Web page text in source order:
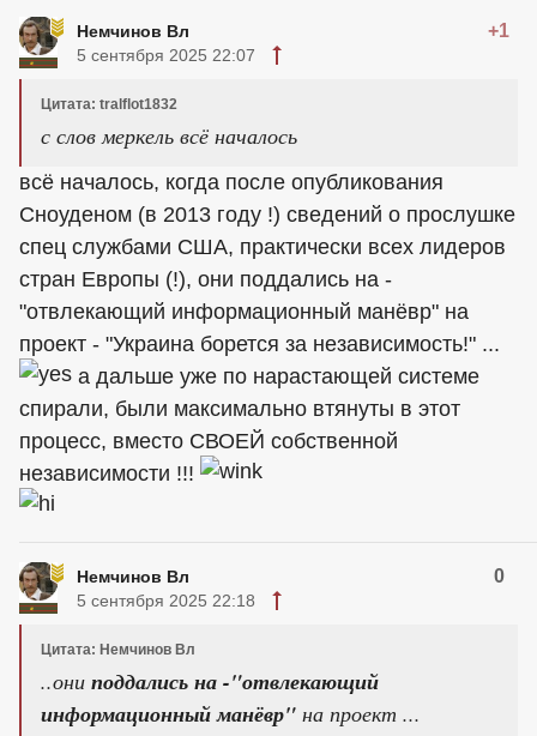
Немчинов Вл +1
5 сентября 2025 22:07
Цитата: tralflot1832
с слов меркель всё началось
всё началось, когда после опубликования
Сноуденом (в 2013 году !) сведений о прослушке
спец службами США, практически всех лидеров
стран Европы (!), они поддались на -
"отвлекающий информационный манёвр" на
проект - "Украина борется за независимость!" ...
а дальше уже по нарастающей системе
спирали, были максимально втянуты в этот
процесс, вместо СВОЕЙ собственной
независимости !!!
Немчинов Вл 0
5 сентября 2025 22:18
Цитата: Немчинов Вл
..они поддались на -"отвлекающий
информационный манёвр" на проект ...